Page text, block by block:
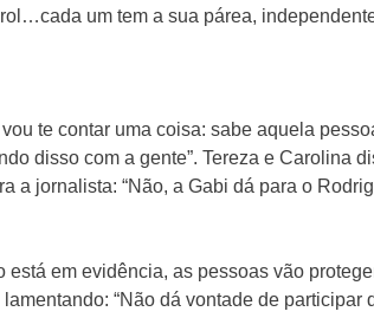
um tem a sua párea,
te contar uma coisa: sabe aquela
disso com a gente”. Tereza e Carolina
a jornalista: “Não, a Gabi dá para o
está em evidência, as pessoas vão
“Não dá vontade de